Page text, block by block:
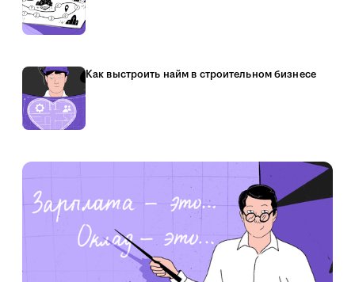
Как выстроить найм в строительном бизнесе